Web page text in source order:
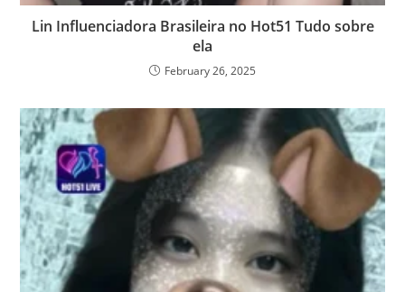
Lin Influenciadora Brasileira no Hot51 Tudo sobre
ela
February 26, 2025